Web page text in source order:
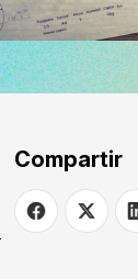
Compartir